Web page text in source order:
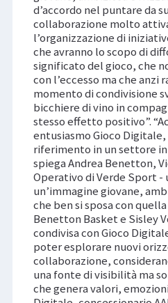
d’accordo nel puntare da
collaborazione molto
l’organizzazione di
che avranno lo scopo di
significato del gioco, che
con l’eccesso ma che anzi
momento di condivisione
bicchiere di vino in
stesso effetto positivo”.
entusiasmo Gioco
riferimento in un settore
spiega Andrea Benetton,
Operativo di Verde Sport -
un’immagine giovane,
che ben si sposa con
Benetton Basket e Sisley
condivisa con Gioco
poter esplorare nuovi
collaborazione,
una fonte di visibilità ma
che genera valori,